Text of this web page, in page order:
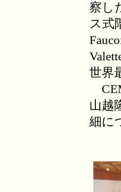
察し
ス式
世界
山越
細に